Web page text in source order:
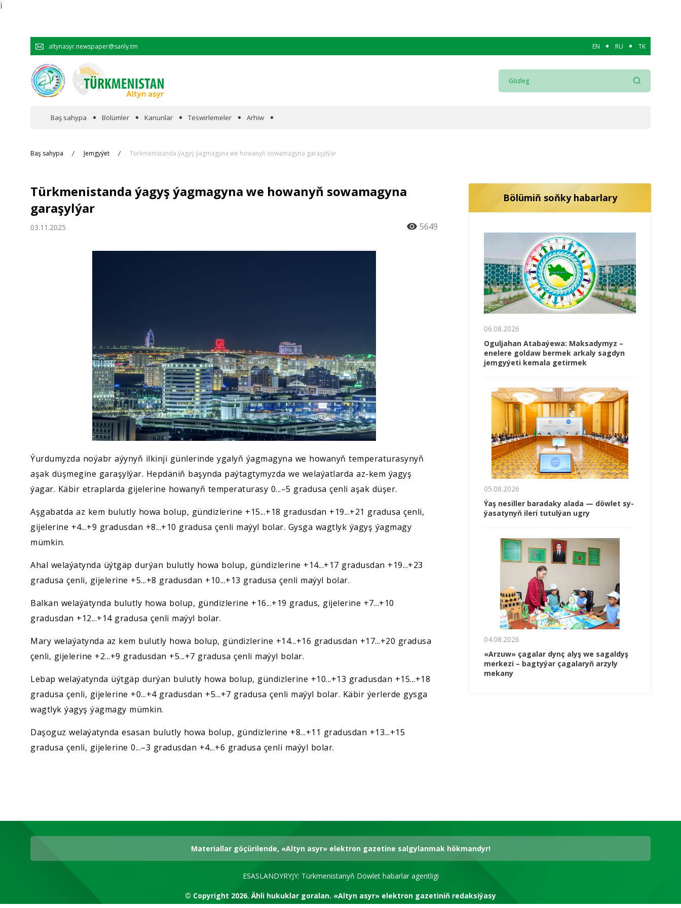
Ï
altynasyr.newspaper@sanly.tm EN RU TK
Baş sahypa Bölümler
Hyzmatdaşlyk
Sport
Kanunlar Teswirlemeler Arhiw
Baş sahypa Jemgyýet Türkmenistanda ýagyş ýagmagyna we howanyň sowamagyna garaşylýar
Türkmenistanda ýagyş ýagmagyna we howanyň sowamagyna
garaşylýar
03.11.2025 5649
Ýurdumyzda noýabr aýynyň ilkinji günlerinde ygalyň ýagmagyna we howanyň temperaturasynyň
aşak düşmegine garaşylýar. Hepdäniň başynda paýtagtymyzda we welaýatlarda az-kem ýagyş
ýagar. Käbir etraplarda gijelerine howanyň temperaturasy 0...–5 gradusa çenli aşak düşer.
Aşgabatda az kem bulutly howa bolup, gündizlerine +15...+18 gradusdan +19...+21 gradusa çenli,
gijelerine +4...+9 gradusdan +8...+10 gradusa çenli maýyl bolar. Gysga wagtlyk ýagyş ýagmagy
mümkin.
Ahal welaýatynda üýtgäp durýan bulutly howa bolup, gündizlerine +14...+17 gradusdan +19...+23
gradusa çenli, gijelerine +5...+8 gradusdan +10...+13 gradusa çenli maýyl bolar.
Balkan welaýatynda bulutly howa bolup, gündizlerine +16...+19 gradus, gijelerine +7...+10
gradusdan +12...+14 gradusa çenli maýyl bolar.
Mary welaýatynda az kem bulutly howa bolup, gündizlerine +14...+16 gradusdan +17...+20 gradusa
çenli, gijelerine +2...+9 gradusdan +5...+7 gradusa çenli maýyl bolar.
Lebap welaýatynda üýtgäp durýan bulutly howa bolup, gündizlerine +10...+13 gradusdan +15...+18
gradusa çenli, gijelerine +0...+4 gradusdan +5...+7 gradusa çenli maýyl bolar. Käbir ýerlerde gysga
wagtlyk ýagyş ýagmagy mümkin.
Daşoguz welaýatynda esasan bulutly howa bolup, gündizlerine +8...+11 gradusdan +13...+15
gradusa çenli, gijelerine 0...–3 gradusdan +4...+6 gradusa çenli maýyl bolar.
Bölümiň soňky habarlary
06.08.2026
Oguljahan Atabaýewa: Maksadymyz –
enelere goldaw bermek arkaly sagdyn
jemgyýeti kemala getirmek
05.08.2026
Ýaş ne­sil­ler ba­ra­da­ky ala­da — döw­let sy­
ýa­sa­ty­nyň ile­ri tu­tul­ýan ug­ry
04.08.2026
«Arzuw» çagalar dynç alyş we sagaldyş
merkezi – bagtyýar çagalaryň arzyly
mekany
Materiallar göçürilende, «Altyn asyr» elektron gazetine salgylanmak hökmandyr!
ESASLANDYRYJY: Türkmenistanyň Döwlet habarlar agentligi
© Copyright 2026.Ähli hukuklar goralan. «Altyn asyr» elektron gazetiniň redaksiýasy